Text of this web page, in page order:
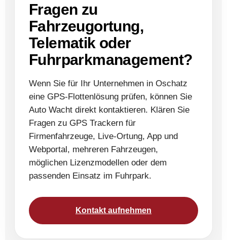
Fragen zu
Fahrzeugortung,
Telematik oder
Fuhrparkmanagement?
Wenn Sie für Ihr Unternehmen in Oschatz
eine GPS-Flottenlösung prüfen, können Sie
Auto Wacht direkt kontaktieren. Klären Sie
Fragen zu GPS Trackern für
Firmenfahrzeuge, Live-Ortung, App und
Webportal, mehreren Fahrzeugen,
möglichen Lizenzmodellen oder dem
passenden Einsatz im Fuhrpark.
Kontakt aufnehmen